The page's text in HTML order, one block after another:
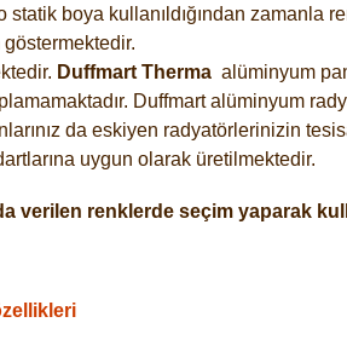
boya kullanıldığından zamanla
Duffmart Therma alüminyum
Duffmart alüminyum
da eskiyen radyatörlerinizin
uygun olarak üretilmektedir.
verilen renklerde seçim yaparak